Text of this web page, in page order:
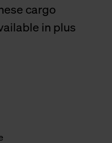
cargo
in plus